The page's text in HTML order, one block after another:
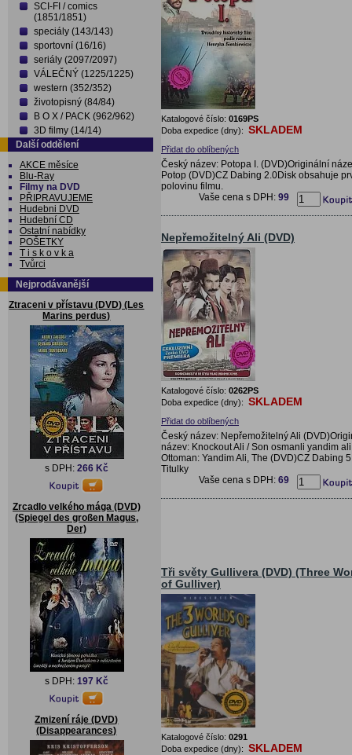
SCI-FI / comics
(1851/1851)
speciály (143/143)
sportovní (16/16)
seriály (2097/2097)
VÁLEČNÝ (1225/1225)
western (352/352)
životopisný (84/84)
B O X / PACK (962/962)
3D filmy (14/14)
Další oddělení
AKCE měsíce
Blu-Ray
Filmy na DVD
PŘIPRAVUJEME
Hudebni DVD
Hudební CD
Ostatní nabídky
POŠETKY
T i s k o v k a
Tvůrci
Nejprodávanější
Ztraceni v přístavu (DVD) (Les
Marins perdus)
s DPH: 266 Kč
Zrcadlo velkého mága (DVD)
(Spiegel des großen Magus,
Der)
s DPH: 197 Kč
Zmizení ráje (DVD)
(Disappearances)
Katalogové číslo: 0169PS
Doba expedice (dny): SKLADEM
Přidat do oblíbených
Český název: Potopa I. (DVD)Originální
Potop (DVD)CZ Dabing 2.0Disk obsahuje
polovinu filmu.
Vaše cena s DPH: 99
Nepřemožitelný Ali (DVD)
Katalogové číslo: 0262PS
Doba expedice (dny): SKLADEM
Přidat do oblíbených
Český název: Nepřemožitelný Ali
název: Knockout Ali / Son osmanli yandim
Ottoman: Yandim Ali, The (DVD)CZ Dabing
Titulky
Vaše cena s DPH: 69
Tři světy Gullivera (DVD) (Three
of Gulliver)
Katalogové číslo: 0291
Doba expedice (dny): SKLADEM